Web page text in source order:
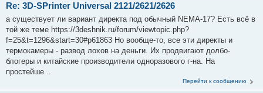
Re: 3D-SPrinter Universal 2121/2621/2626
а существует ли вариант директа под обычный NEMA-17? Есть всё в
той же теме https://3deshnik.ru/forum/viewtopic.php?
f=25&t=1296&start=30#p61863 Но вообще-то, все эти директы и
термокамеры - развод лохов на деньги. Их продвигают долбо-
блогеры и китайские производители одноразового г-на. На
простейше...
Перейти к сообщению